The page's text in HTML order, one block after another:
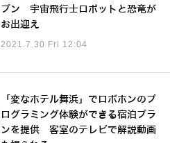
プン 宇宙飛行士ロボットと恐竜が
お出迎え
2021.7.30 Fri 12:04
「変なホテル舞浜」でロボホンのプ
ログラミング体験ができる宿泊プラ
ンを提供 客室のテレビで解説動画